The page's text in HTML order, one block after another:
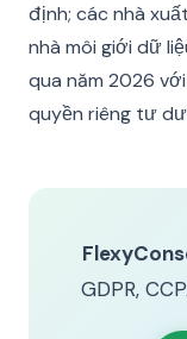
định; các nhà
nhà môi giới dữ
qua năm 2026
quyền riêng tư
GDPR,